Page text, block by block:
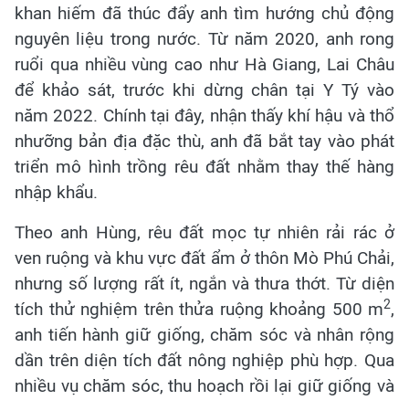
khan hiếm đã thúc đẩy anh tìm hướng chủ động
nguyên liệu trong nước. Từ năm 2020, anh rong
ruổi qua nhiều vùng cao như Hà Giang, Lai Châu
để khảo sát, trước khi dừng chân tại Y Tý vào
năm 2022. Chính tại đây, nhận thấy khí hậu và thổ
nhưỡng bản địa đặc thù, anh đã bắt tay vào phát
triển mô hình trồng rêu đất nhằm thay thế hàng
nhập khẩu.
Theo anh Hùng, rêu đất mọc tự nhiên rải rác ở
ven ruộng và khu vực đất ẩm ở thôn Mò Phú Chải,
nhưng số lượng rất ít, ngắn và thưa thớt. Từ diện
tích thử nghiệm trên thửa ruộng khoảng 500 m2,
anh tiến hành giữ giống, chăm sóc và nhân rộng
dần trên diện tích đất nông nghiệp phù hợp. Qua
nhiều vụ chăm sóc, thu hoạch rồi lại giữ giống và